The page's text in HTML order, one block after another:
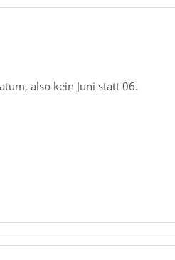
also kein Juni statt 06.